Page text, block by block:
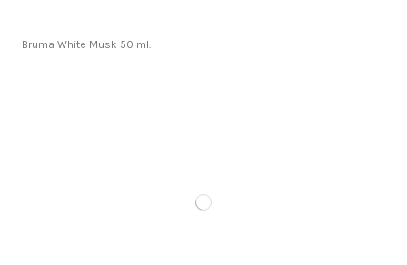
Bruma White Musk 50 ml.